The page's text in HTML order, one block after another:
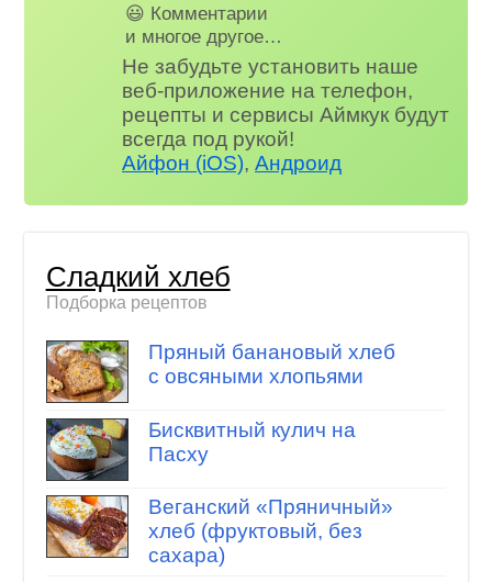
😃 Комментарии
и многое другое…
Не забудьте установить наше
веб-приложение на телефон,
рецепты и сервисы Аймкук будут
всегда под рукой!
Айфон (iOS),Андроид
Сладкий хлеб
Подборка рецептов
Пряный банановый хлеб
с овсяными хлопьями
Бисквитный кулич на
Пасху
Веганский «Пряничный»
хлеб (фруктовый, без
сахара)